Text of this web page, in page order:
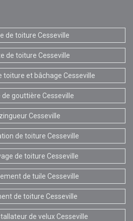
de toiture Cesseville
de toiture Cesseville
toiture et bâchage Cesseville
de gouttière Cesseville
Cesseville
de toiture Cesseville
de toiture Cesseville
de tuile Cesseville
de toiture Cesseville
de velux Cesseville